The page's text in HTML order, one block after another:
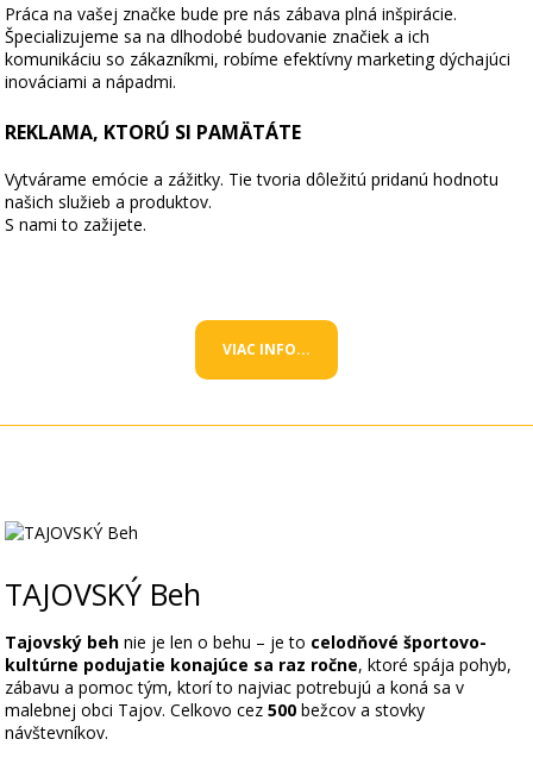
Práca na vašej značke bude pre nás zábava plná inšpirácie.
Špecializujeme sa na dlhodobé budovanie značiek a ich
komunikáciu so zákazníkmi, robíme efektívny marketing dýchajúci
inováciami a nápadmi.
REKLAMA, KTORÚ SI PAMÄTÁTE
Vytvárame emócie a zážitky. Tie tvoria dôležitú pridanú hodnotu
našich služieb a produktov.
S nami to zažijete.
VIAC INFO...
TAJOVSKÝ Beh
Tajovský beh nie je len o behu – je to celodňové športovo-
kultúrne podujatie konajúce sa raz ročne, ktoré spája pohyb,
zábavu a pomoc tým, ktorí to najviac potrebujú a koná sa v
malebnej obci Tajov. Celkovo cez500 bežcov a stovky
návštevníkov.